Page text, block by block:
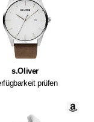
s.Oliver
prüfen